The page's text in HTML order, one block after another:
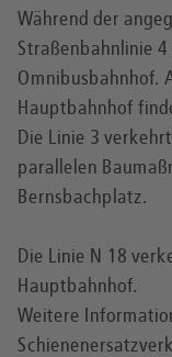
Während der
Straßenbahnlinie
Omnibusbahnhof.
Hauptbahnhof
Die Linie 3
parallelen
Bernsbachplatz.
Die Linie N 18
Hauptbahnhof.
Weitere